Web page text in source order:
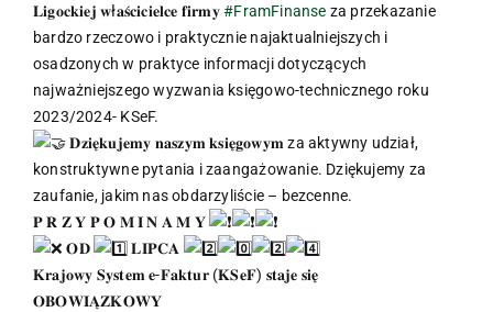
𝐋𝐢𝐠𝐨𝐜𝐤𝐢𝐞𝐣 𝐰ł𝐚𝐬́𝐜𝐢𝐜𝐢𝐞𝐥𝐜𝐞 𝐟𝐢𝐫𝐦𝐲#FramFinanse za przekazanie
bardzo rzeczowo i praktycznie najaktualniejszych i
osadzonych w praktyce informacji dotyczących
najważniejszego wyzwania księgowo-technicznego roku
2023/2024- KSeF.
𝐃𝐳𝐢𝐞̨𝐤𝐮𝐣𝐞𝐦𝐲 𝐧𝐚𝐬𝐳𝐲𝐦 𝐤𝐬𝐢𝐞̨𝐠𝐨𝐰𝐲𝐦 za aktywny udział,
konstruktywne pytania i zaangażowanie. Dziękujemy za
zaufanie, jakim nas obdarzyliście – bezcenne.
𝐏 𝐑 𝐙 𝐘 𝐏 𝐎 𝐌 𝐈 𝐍 𝐀 𝐌 𝐘
𝐎𝐃
𝐋𝐈𝐏𝐂𝐀
𝐊𝐫𝐚𝐣𝐨𝐰𝐲 𝐒𝐲𝐬𝐭𝐞𝐦 𝐞-𝐅𝐚𝐤𝐭𝐮𝐫 (𝐊𝐒𝐞𝐅) 𝐬𝐭𝐚𝐣𝐞 𝐬𝐢𝐞̨
𝐎𝐁𝐎𝐖𝐈𝐀̨𝐙𝐊𝐎𝐖𝐘